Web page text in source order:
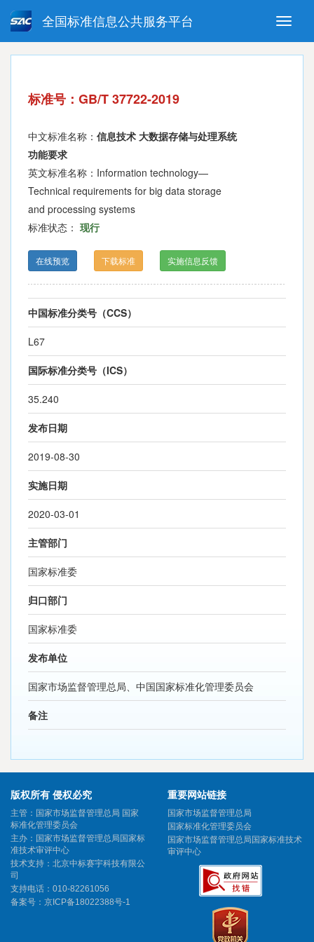
Toggle
全国标准信息公共服务平台
强制性国家标准 推荐性国家标准
指导性技术文件 (National standards in foreign
标准号：GB/T 37722-2019
中文标准名称： 信息技术 大数据存储与处理系统
功能要求
英文标准名称：Information technology—
Technical requirements for big data storage
and processing systems
标准状态： 现行
在线预览 下载标准 实施信息反馈
中国标准分类号（CCS）
L67
国际标准分类号（ICS）
35.240
发布日期
2019-08-30
实施日期
2020-03-01
主管部门
国家标准委
归口部门
国家标准委
发布单位
国家市场监督管理总局、中国国家标准化管理委员会
备注
版权所有 侵权必究
主管：国家市场监督管理总局 国家
标准化管理委员会
主办：国家市场监督管理总局国家标
准技术审评中心
技术支持：北京中标赛宇科技有限公
司
支持电话：010-82261056
备案号： 京ICP备18022388号-1
重要网站链接
国家市场监督管理总局
国家标准化管理委员会
国家市场监督管理总局国家标准技术
审评中心